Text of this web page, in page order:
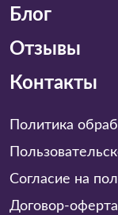
Блог
Отзывы
Контакты
Политика
Согласие на
Договор-оферта